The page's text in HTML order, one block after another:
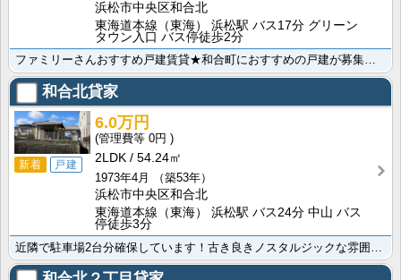
浜松市中央区和合北
東海道本線（東海） 浜松駅 バス17分 グリーン
タウン入口 バス停徒歩2分
ファミリーさんおすすめ戸建賃貸★和合町におすすめの戸建が募集開始です！設備も充実ですべてのお部屋に収･･･
和合北貸家
新着 戸建
6.0万円
0円
2LDK
54.24㎡
1973年4月
（築53年）
浜松市中央区和合北
東海道本線（東海） 浜松駅 バス24分 中山 バス
停徒歩3分